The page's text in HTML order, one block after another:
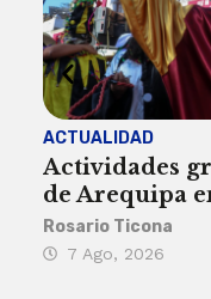
ACTUALIDAD
Actividades
de Arequipa
Rosario Ticona
7 Ago, 2026